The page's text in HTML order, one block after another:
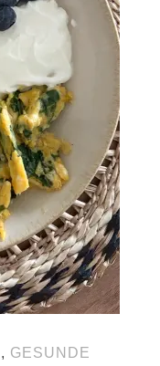
, GESUNDE